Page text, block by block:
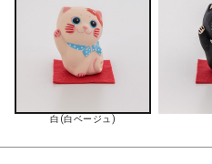
白(白ベージュ)